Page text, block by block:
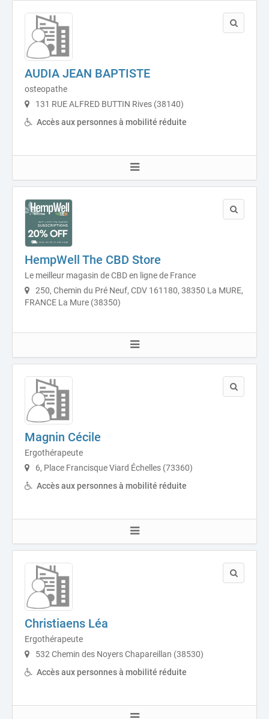
AUDIA JEAN BAPTISTE
osteopathe
131 RUE ALFRED BUTTIN Rives (38140)
Accès aux personnes à mobilité réduite
HempWell The CBD Store
Le meilleur magasin de CBD en ligne de France
250, Chemin du Pré Neuf, CDV 161180, 38350 La MURE,
FRANCE La Mure (38350)
Magnin Cécile
Ergothérapeute
6, Place Francisque Viard Échelles (73360)
Accès aux personnes à mobilité réduite
Christiaens Léa
Ergothérapeute
532 Chemin des Noyers Chapareillan (38530)
Accès aux personnes à mobilité réduite